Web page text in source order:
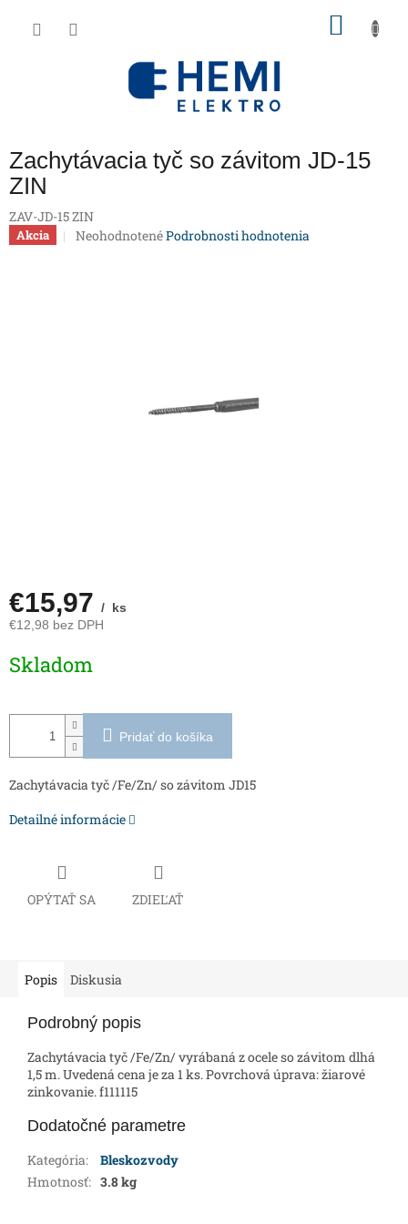
Zachytávacia tyč so závitom JD-15
ZIN
ZAV-JD-15 ZIN
Akcia
Priemerné
NeohodnotenéPodrobnosti hodnotenia
€15,97 / ks
€12,98 bez DPH
cena:
Skladom
Pridať do košíka
Zachytávacia tyč /Fe/Zn/ so závitom JD15
Detailné informácie
OPÝTAŤ SA ZDIEĽAŤ
Popis Diskusia
Podrobný popis
Zachytávacia tyč /Fe/Zn/ vyrábaná z ocele so závitom dlhá
1,5 m. Uvedená cena je za 1 ks. Povrchová úprava: žiarové
zinkovanie. f111115
Dodatočné parametre
Kategória:
Bleskozvody
Hmotnosť: 3.8 kg